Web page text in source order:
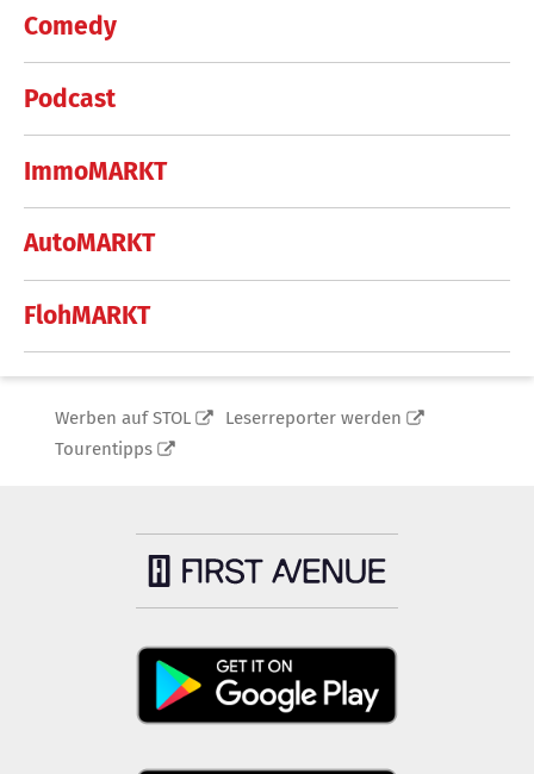
Comedy
Podcast
ImmoMARKT
AutoMARKT
FlohMARKT
Werben auf STOL
Leserreporter werden
Tourentipps